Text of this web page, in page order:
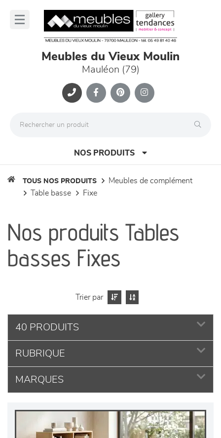
Meubles du Vieux Moulin
Mauléon (79)
NOS PRODUITS
séjours
meubles de complément
literie
décoration
TOUS NOS PRODUITS
meubles de complément
table basse
fixe
Nos produits Tables
basses Fixes
Trier par
40 PRODUITS
RUBRIQUE
MARQUES